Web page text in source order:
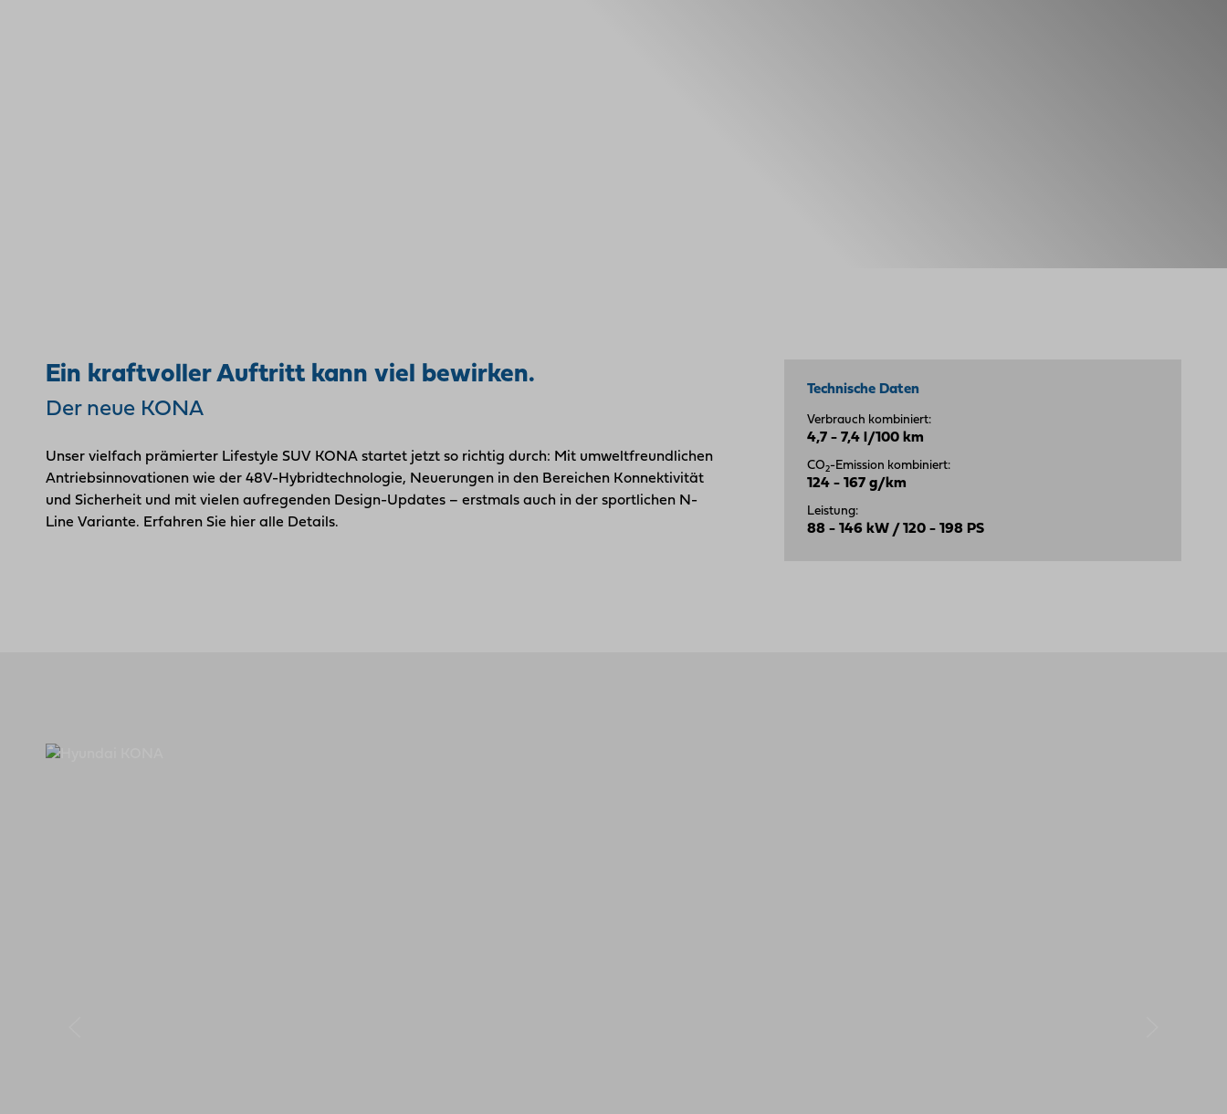
Ein kraftvoller Auftritt kann viel bewirken.
Der neue KONA
Unser vielfach prämierter Lifestyle SUV KONA startet jetzt so richtig durch: Mit umweltfreundlichen
Antriebs­innovationen wie der 48V-Hybrid­technologie, Neuerungen in den Bereichen Konnektivität
und Sicherheit und mit vielen aufregenden Design-Updates – erstmals auch in der sportlichen N-
Line Variante. Erfahren Sie hier alle Details.
Technische Daten
Verbrauch kombiniert:
4,7 - 7,4 l/100 km
CO2-Emission kombiniert:
124 - 167 g/km
Leistung:
88 - 146 kW / 120 - 198 PS